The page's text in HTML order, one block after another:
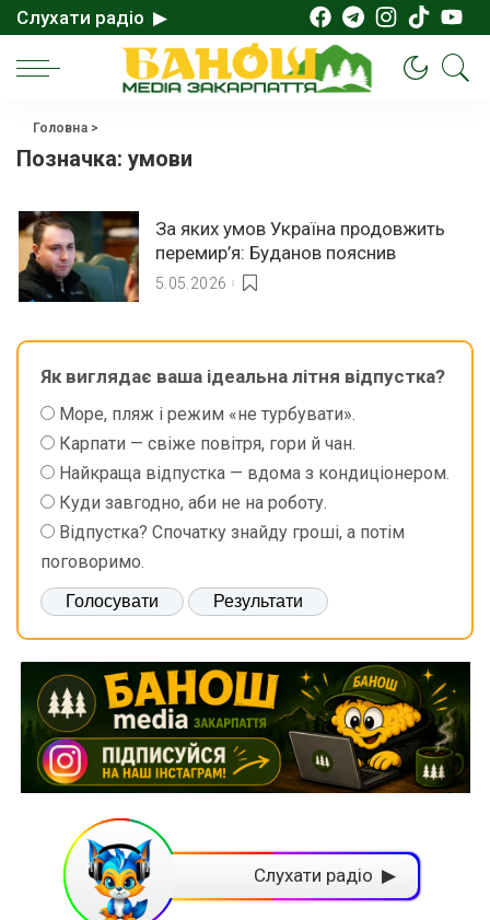
Слухати радіо ▶
Головна>
Позначка: умови
За яких умов Україна продовжить
перемир’я: Буданов пояснив
5.05.2026
Як виглядає ваша ідеальна літня відпустка?
Море, пляж і режим «не турбувати».
Карпати — свіже повітря, гори й чан.
Найкраща відпустка — вдома з кондиціонером.
Куди завгодно, аби не на роботу.
Відпустка? Спочатку знайду гроші, а потім
поговоримо.
Слухати радіо ▶